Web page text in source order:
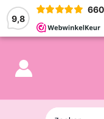
9,8
660
Zoeken